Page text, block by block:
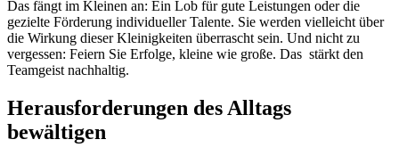
Das fängt im Kleinen an: Ein Lob für gute Leistungen oder die
gezielte Förderung individueller Talente. Sie werden vielleicht über
die Wirkung dieser Kleinigkeiten überrascht sein. Und nicht zu
vergessen: Feiern Sie Erfolge, kleine wie große. Das stärkt den
Teamgeist nachhaltig.
Herausforderungen des Alltags
bewältigen